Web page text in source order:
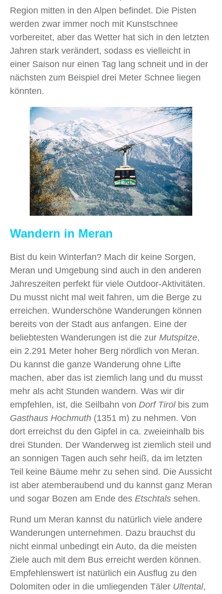
Region mitten in den Alpen befindet. Die Pisten
werden zwar immer noch mit Kunstschnee
vorbereitet, aber das Wetter hat sich in den letzten
Jahren stark verändert, sodass es vielleicht in
einer Saison nur einen Tag lang schneit und in der
nächsten zum Beispiel drei Meter Schnee liegen
könnten.
Wandern in Meran
Bist du kein Winterfan? Mach dir keine Sorgen,
Meran und Umgebung sind auch in den anderen
Jahreszeiten perfekt für viele Outdoor-Aktivitäten.
Du musst nicht mal weit fahren, um die Berge zu
erreichen. Wunderschöne Wanderungen können
bereits von der Stadt aus anfangen. Eine der
beliebtesten Wanderungen ist die zur Mutspitze,
ein 2.291 Meter hoher Berg nördlich von Meran.
Du kannst die ganze Wanderung ohne Lifte
machen, aber das ist ziemlich lang und du musst
mehr als acht Stunden wandern. Was wir dir
empfehlen, ist, die Seilbahn von Dorf Tirolbis zum
Gasthaus Hochmuth (1351 m) zu nehmen. Von
dort erreichst du den Gipfel in ca. zweieinhalb bis
drei Stunden. Der Wanderweg ist ziemlich steil und
an sonnigen Tagen auch sehr heiß, da im letzten
Teil keine Bäume mehr zu sehen sind. Die Aussicht
ist aber atemberaubend und du kannst ganz Meran
und sogar Bozen am Ende des Etschtals sehen.
Rund um Meran kannst du natürlich viele andere
Wanderungen unternehmen. Dazu brauchst du
nicht einmal unbedingt ein Auto, da die meisten
Ziele auch mit dem Bus erreicht werden können.
Empfehlenswert ist natürlich ein Ausflug zu den
Dolomiten oder in die umliegenden Täler Ultental,